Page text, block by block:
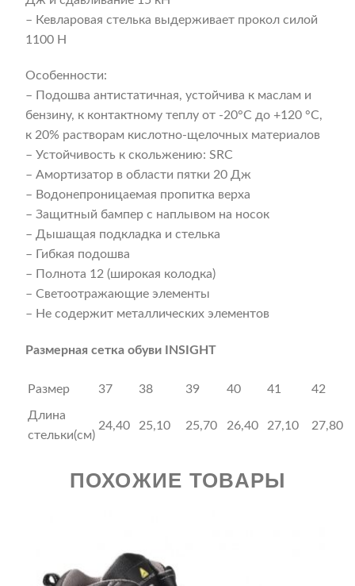
– Кевларовая стелька выдерживает прокол силой
1100 Н
Особенности:
– Подошва антистатичная, устойчива к маслам и
бензину, к контактному теплу от -20°С до +120 °С,
к 20% растворам кислотно-щелочных материалов
– Устойчивость к скольжению: SRC
– Амортизатор в области пятки 20 Дж
– Водонепроницаемая пропитка верха
– Защитный бампер с наплывом на носок
– Дышащая подкладка и стелька
– Гибкая подошва
– Полнота 12 (широкая колодка)
– Светоотражающие элементы
– Не содержит металлических элементов
Размерная сетка обуви INSIGHT
Размер 37 38 39 40 41 42
Длина
стельки(cм)
24,40 25,10 25,70 26,40 27,10 27,80
ПОХОЖИЕ ТОВАРЫ